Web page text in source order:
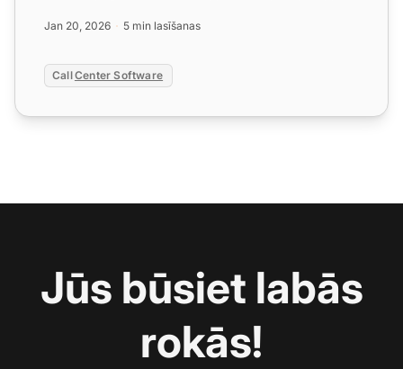
Jan 20, 2026 5 min lasīšanas
CallCenter Software
Jūs būsiet labās
rokās!